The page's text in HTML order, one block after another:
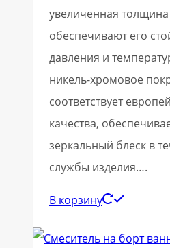
увеличенная толщина
обеспечивают его
давления и
никель-хромовое
соответствует
качества,
зеркальный блеск в
службы изделия….
В корзину